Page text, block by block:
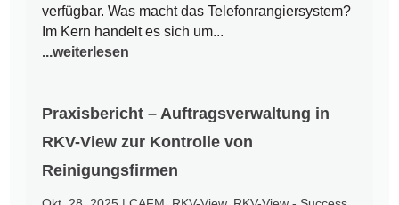
verfügbar. Was macht das Telefonrangiersystem?
Im Kern handelt es sich um...
...weiterlesen
Praxisbericht – Auftragsverwaltung in
RKV-View zur Kontrolle von
Reinigungsfirmen